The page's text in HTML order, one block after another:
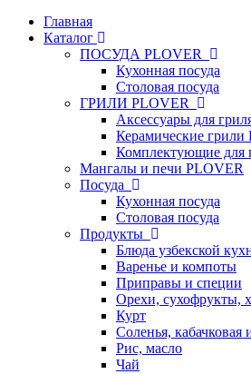
Главная
Каталог
ПОСУДА PLOVER
Кухонная посуда
Столовая посуда
ГРИЛИ PLOVER
Аксессуары для
Керамические грили
Комплектующие для
Мангалы и печи PLOVER
Посуда
Кухонная посуда
Столовая посуда
Продукты
Блюда узбекской
Варенье и компоты
Приправы и специи
Орехи, сухофрукты,
Курт
Соленья, кабачковая
Рис, масло
Чай